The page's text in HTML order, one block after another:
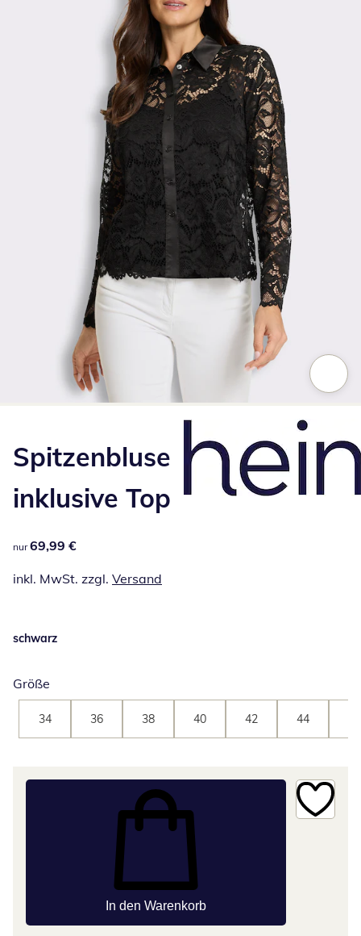
Spitzenbluse
inklusive Top
69,99 €
nur 69,99 €
inkl. MwSt. zzgl. Versand
schwarz
Größe
34 36 38 40 42 44
In den Warenkorb